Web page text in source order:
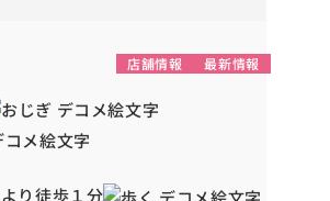
店舗情報 最新情報
り徒歩１分